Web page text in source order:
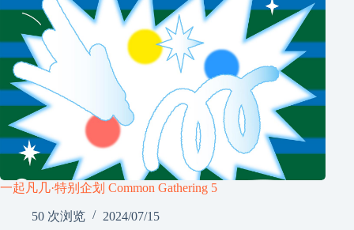
一起凡几·特别企划 Common Gathering 5
50 次浏览 2024/07/15